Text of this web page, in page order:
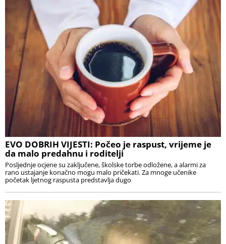
EVO DOBRIH VIJESTI: Počeo je raspust, vrijeme je
da malo predahnu i roditelji
Posljednje ocjene su zaključene, školske torbe odložene, a alarmi za
rano ustajanje konačno mogu malo pričekati. Za mnoge učenike
početak ljetnog raspusta predstavlja dugo